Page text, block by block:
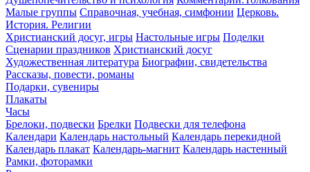
Малые группы Справочная, учебная, симфонии Церковь.
История. Религии
Христианский досуг, игры Настольные игры Поделки
Сценарии праздников Христианский досуг
Художественная литература Биографии, свидетельства
Рассказы, повести, романы
Подарки, сувениры
Плакаты
Часы
Брелоки, подвески Брелки Подвески для телефона
Календари Календарь настольный Календарь перекидной
Календарь плакат Календарь-магнит Календарь настенный
Рамки, фоторамки